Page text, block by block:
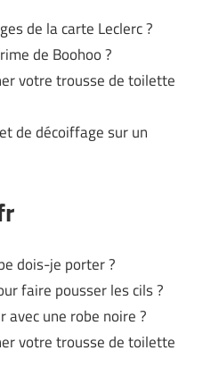
de la carte Leclerc ?
de Boohoo ?
votre trousse de toilette
de décoiffage sur un
dois-je porter ?
faire pousser les cils ?
avec une robe noire ?
votre trousse de toilette